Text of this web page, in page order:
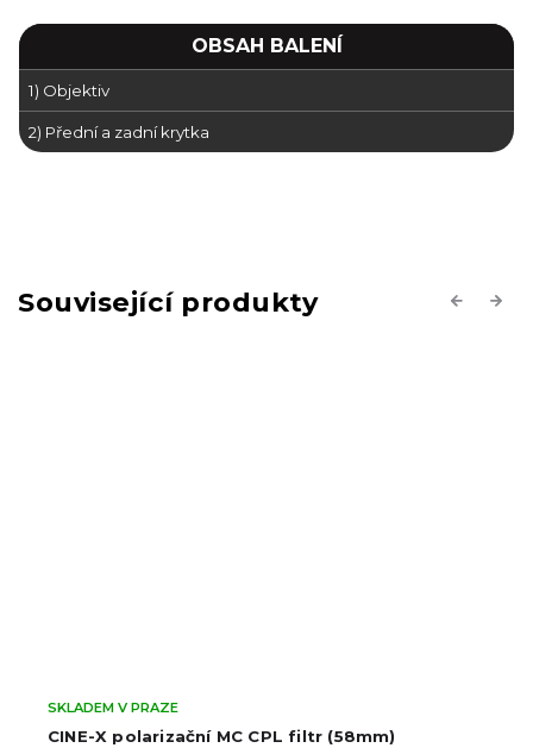
OBSAH BALENÍ
1) Objektiv
2) Přední a zadní krytka
Související produkty Previous
CINE-X polarizační MC CPL filtr (58mm)
SKLADEM V PRAZE
Next